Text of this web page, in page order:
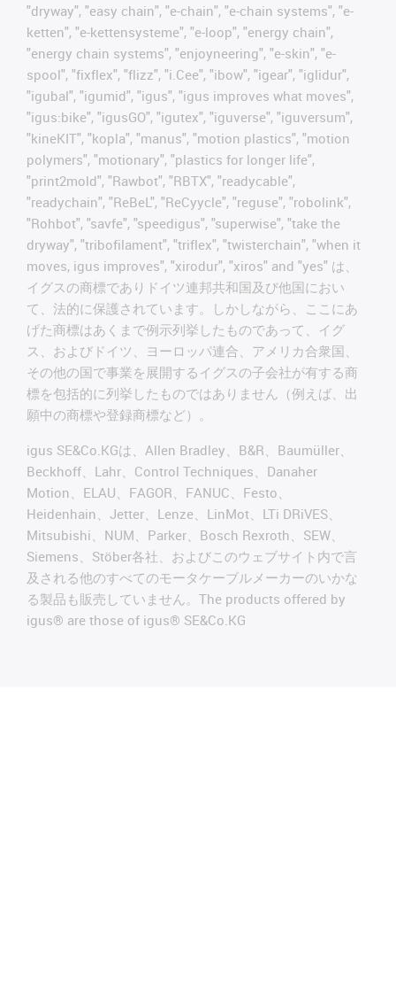
"dryway", "easy chain", "e-chain", "e-chain systems", "e-
ketten", "e-kettensysteme", "e-loop", "energy chain",
"energy chain systems", "enjoyneering", "e-skin", "e-
spool", "fixflex", "flizz", "i.Cee", "ibow", "igear", "iglidur",
"igubal", "igumid", "igus", "igus improves what moves",
"igus:bike", "igusGO", "igutex", "iguverse", "iguversum",
"kineKIT", "kopla", "manus", "motion plastics", "motion
polymers", "motionary", "plastics for longer life",
"print2mold", "Rawbot", "RBTX", "readycable",
"readychain", "ReBeL", "ReCyycle", "reguse", "robolink",
"Rohbot", "savfe", "speedigus", "superwise", "take the
dryway", "tribofilament", "triflex", "twisterchain", "when it
moves, igus improves", "xirodur", "xiros" and "yes" は、
イグスの商標でありドイツ連邦共和国及び他国におい
て、法的に保護されています。しかしながら、ここにあ
げた商標はあくまで例示列挙したものであって、イグ
ス、およびドイツ、ヨーロッパ連合、アメリカ合衆国、
その他の国で事業を展開するイグスの子会社が有する商
標を包括的に列挙したものではありません（例えば、出
願中の商標や登録商標など）。
igus SE&Co.KGは、Allen Bradley、B&R、Baumüller、
Beckhoff、Lahr、Control Techniques、Danaher
Motion、ELAU、FAGOR、FANUC、Festo、
Heidenhain、Jetter、Lenze、LinMot、LTi DRiVES、
Mitsubishi、NUM、Parker、Bosch Rexroth、SEW、
Siemens、Stöber各社、およびこのウェブサイト内で言
及される他のすべてのモータケーブルメーカーのいかな
る製品も販売していません。The products offered by
igus® are those of igus® SE&Co.KG